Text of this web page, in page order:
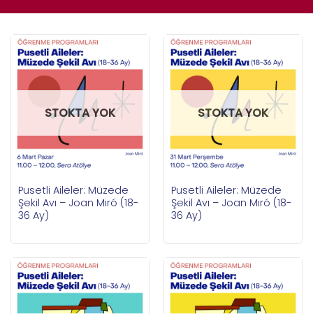
STOKTA YOK
Pusetli Aileler: Müzede
Şekil Avı – Joan Miró (18-
36 Ay)
STOKTA YOK
Pusetli Aileler: Müzede
Şekil Avı – Joan Miró (18-
36 Ay)